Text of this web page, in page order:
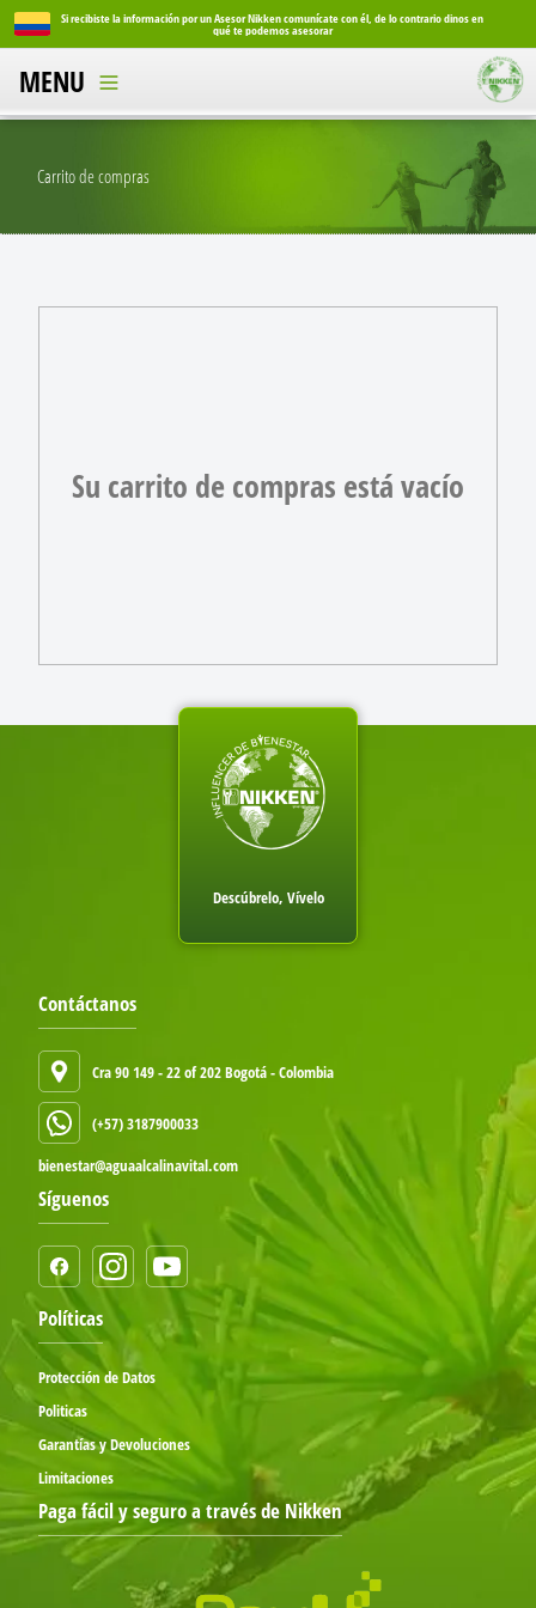
en Si recibiste la información por un Asesor Nikken comunícate con él, de lo contrario dinos en
qué te podemos asesorar
MENU
Carrito de compras
Su carrito de compras está vacío
Descúbrelo, Vívelo
Contáctanos
Cra 90 149 - 22 of 202 Bogotá - Colombia
(+57) 3187900033
bienestar@aguaalcalinavital.com
Síguenos
Políticas
Protección de Datos
Politicas
Garantías y Devoluciones
Limitaciones
Paga fácil y seguro a través de Nikken